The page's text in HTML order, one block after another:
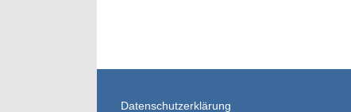
Datenschutzerklärung